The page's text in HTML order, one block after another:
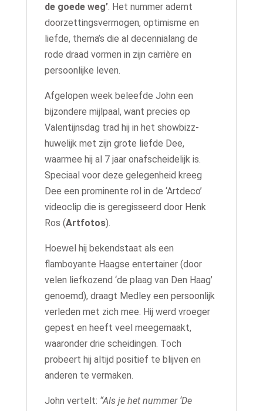
de goede weg’. Het nummer ademt
doorzettingsvermogen, optimisme en
liefde, thema’s die al decennialang de
rode draad vormen in zijn carrière en
persoonlijke leven.
Afgelopen week beleefde John een
bijzondere mijlpaal, want precies op
Valentijnsdag trad hij in het showbizz-
huwelijk met zijn grote liefde Dee,
waarmee hij al 7 jaar onafscheidelijk is.
Speciaal voor deze gelegenheid kreeg
Dee een prominente rol in de ‘Artdeco’
videoclip die is geregisseerd door Henk
Ros (Artfotos).
Hoewel hij bekendstaat als een
flamboyante Haagse entertainer (door
velen liefkozend ‘de plaag van Den Haag’
genoemd), draagt Medley een persoonlijk
verleden met zich mee. Hij werd vroeger
gepest en heeft veel meegemaakt,
waaronder drie scheidingen. Toch
probeert hij altijd positief te blijven en
anderen te vermaken.
John vertelt: “Als je het nummer ‘De